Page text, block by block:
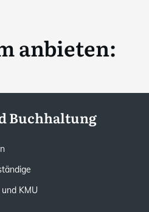
anbieten:
Buchhaltung
KMU